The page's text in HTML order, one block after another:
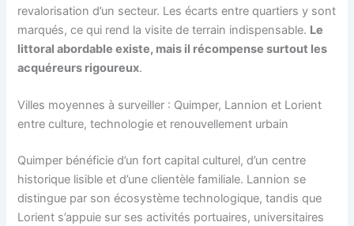
revalorisation d’un secteur. Les écarts entre quartiers y sont
marqués, ce qui rend la visite de terrain indispensable. Le
littoral abordable existe, mais il récompense surtout les
acquéreurs rigoureux.
Villes moyennes à surveiller : Quimper, Lannion et Lorient
entre culture, technologie et renouvellement urbain
Quimper bénéficie d’un fort capital culturel, d’un centre
historique lisible et d’une clientèle familiale. Lannion se
distingue par son écosystème technologique, tandis que
Lorient s’appuie sur ses activités portuaires, universitaires